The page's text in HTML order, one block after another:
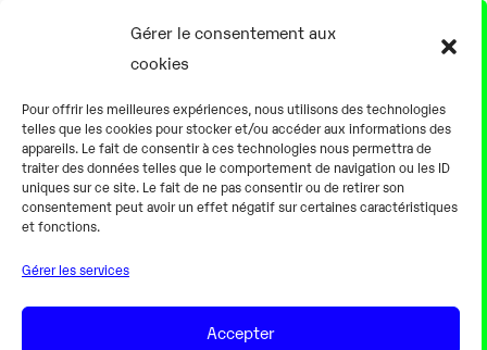
Gérer le consentement aux
cookies
Pour offrir les meilleures expériences, nous utilisons des technologies
telles que les cookies pour stocker et/ou accéder aux informations des
appareils. Le fait de consentir à ces technologies nous permettra de
traiter des données telles que le comportement de navigation ou les ID
uniques sur ce site. Le fait de ne pas consentir ou de retirer son
consentement peut avoir un effet négatif sur certaines caractéristiques
et fonctions.
Gérer les services
Accepter
Présentation
En pratique
Tarifs et horaires
Salles
Équipements numériques
Gaming